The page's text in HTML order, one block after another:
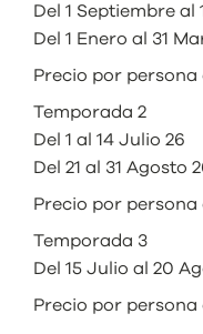
Del 1 Septiembre al
Del 1 Enero al 31
Precio por
Temporada 2
Del 1 al 14 Julio 26
Del 21 al 31 Agosto
Precio por
Temporada 3
Del 15 Julio al 20
Precio por